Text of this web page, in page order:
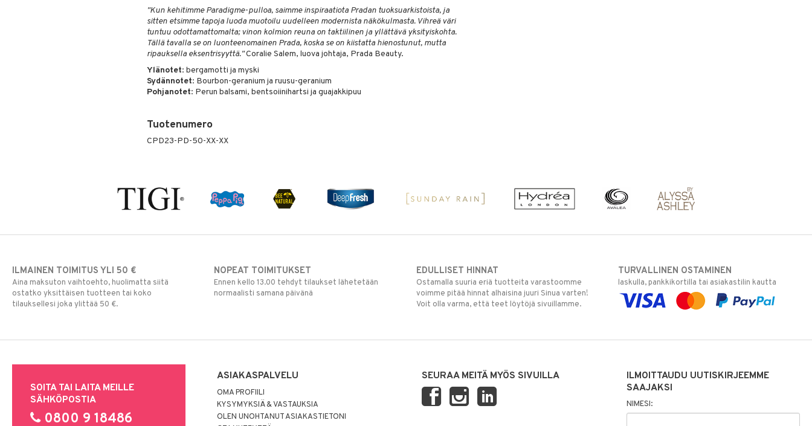
"Kun kehitimme Paradigme-pulloa, saimme inspiraatiota Pradan tuoksuarkistoista, ja
sitten etsimme tapoja luoda muotoilu uudelleen modernista näkökulmasta. Vihreä väri
tuntuu odottamattomalta; vinon kolmion reuna on taktiilinen ja yllättävä yksityiskohta.
Tällä tavalla se on luonteenomainen Prada, koska se on kiistatta hienostunut, mutta
ripauksella eksentrisyyttä."Coralie Salem, luova johtaja, Prada Beauty.
Ylänotet: bergamotti ja myski
Sydännotet: Bourbon-geranium ja ruusu-geranium
Pohjanotet: Perun balsami, bentsoiinihartsi ja guajakkipuu
Tuotenumero
CPD23-PD-50-XX-XX
ILMAINEN TOIMITUS YLI 50 €
Aina maksuton vaihtoehto, huolimatta siitä
ostatko yksittäisen tuotteen tai koko
tilauksellesi joka ylittää 50 €.
NOPEAT TOIMITUKSET
Ennen kello 13.00 tehdyt tilaukset lähetetään
normaalisti samana päivänä
EDULLISET HINNAT
Ostamalla suuria eriä tuotteita varastoomme
voimme pitää hinnat alhaisina juuri Sinua varten!
Voit olla varma, että teet löytöjä sivuillamme.
TURVALLINEN OSTAMINEN
laskulla, pankkikortilla tai asiakastilin kautta
SOITA TAI LAITA MEILLE
SÄHKÖPOSTIA
0800 9 18486
ASIAKASPALVELU
OMA PROFIILI
KYSYMYKSIÄ & VASTAUKSIA
OLEN UNOHTANUT ASIAKASTIETONI
SEURAA MEITÄ MYÖS SIVUILLA
ILMOITTAUDU UUTISKIRJEEMME
SAAJAKSI
NIMESI: